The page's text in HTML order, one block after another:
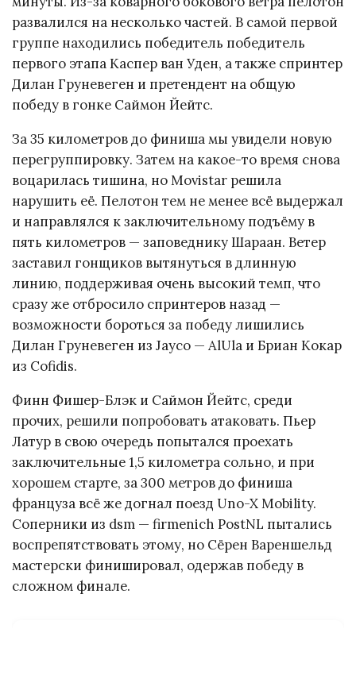
развалился на несколько частей. В самой первой
группе находились победитель победитель
первого этапа Каспер ван Уден, а также спринтер
Дилан Груневеген и претендент на общую
победу в гонке Саймон Йейтс.
За 35 километров до финиша мы увидели новую
перегруппировку. Затем на какое-то время снова
воцарилась тишина, но Movistar решила
нарушить её. Пелотон тем не менее всё выдержал
и направлялся к заключительному подъёму в
пять километров — заповеднику Шараан. Ветер
заставил гонщиков вытянуться в длинную
линию, поддерживая очень высокий темп, что
сразу же отбросило спринтеров назад —
возможности бороться за победу лишились
Дилан Груневеген из Jayco — AlUla и Бриан Кокар
из Cofidis.
Финн Фишер-Блэк и Саймон Йейтс, среди
прочих, решили попробовать атаковать. Пьер
Латур в свою очередь попытался проехать
заключительные 1,5 километра сольно, и при
хорошем старте, за 300 метров до финиша
француза всё же догнал поезд Uno-X Mobility.
Соперники из dsm — firmenich PostNL пытались
воспрепятствовать этому, но Сёрен Вареншельд
мастерски финишировал, одержав победу в
сложном финале.